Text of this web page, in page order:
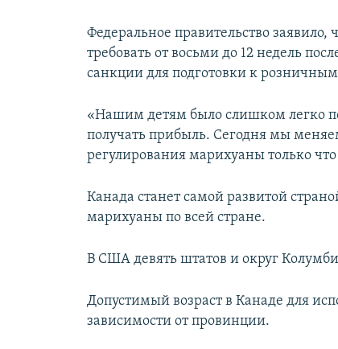
Федеральное правительство
требовать от восьми до 12 недель
санкции для подготовки к
«Нашим детям было слишком легко
получать прибыль. Сегодня мы
регулирования марихуаны только
Канада станет самой развитой
марихуаны по всей стране.
В США девять штатов и округ
Допустимый возраст в Канаде для
зависимости от провинции.